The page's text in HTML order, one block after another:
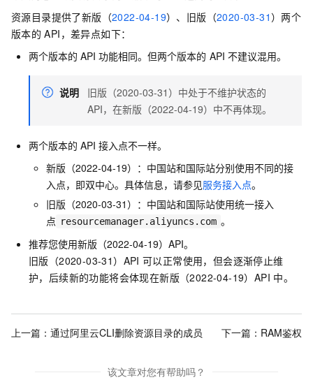
资源目录提供了新版（2022-04-19）、旧版（2020-03-31）两个
版本的 API，差异点如下：
两个版本的 API 功能相同。但两个版本的 API 不建议混用。
说明
旧版（2020-03-31）中处于不维护状态的
API，在新版（2022-04-19）中不再体现。
两个版本的 API 接入点不一样。
新版（2022-04-19）：中国站和国际站分别使用不同的接
入点，即双中心。具体信息，请参见服务接入点。
旧版（2020-03-31）：中国站和国际站使用统一接入
点 resourcemanager.aliyuncs.com 。
推荐您使用新版（2022-04-19）API。
旧版（2020-03-31）API 可以正常使用，但会逐渐停止维
护，后续新的功能将会体现在新版（2022-04-19）API 中。
上一篇： 通过阿里云CLI删除资源目录的成员 下一篇： RAM鉴权
该文章对您有帮助吗？